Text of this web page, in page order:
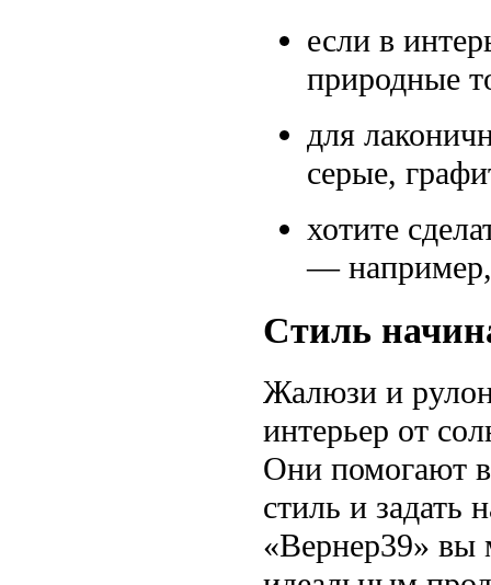
если в
природные
для
серые,
хотите
— например,
Стиль
Жалюзи и
интерьер от
Они помогают
стиль и задать
«Вернер39» вы